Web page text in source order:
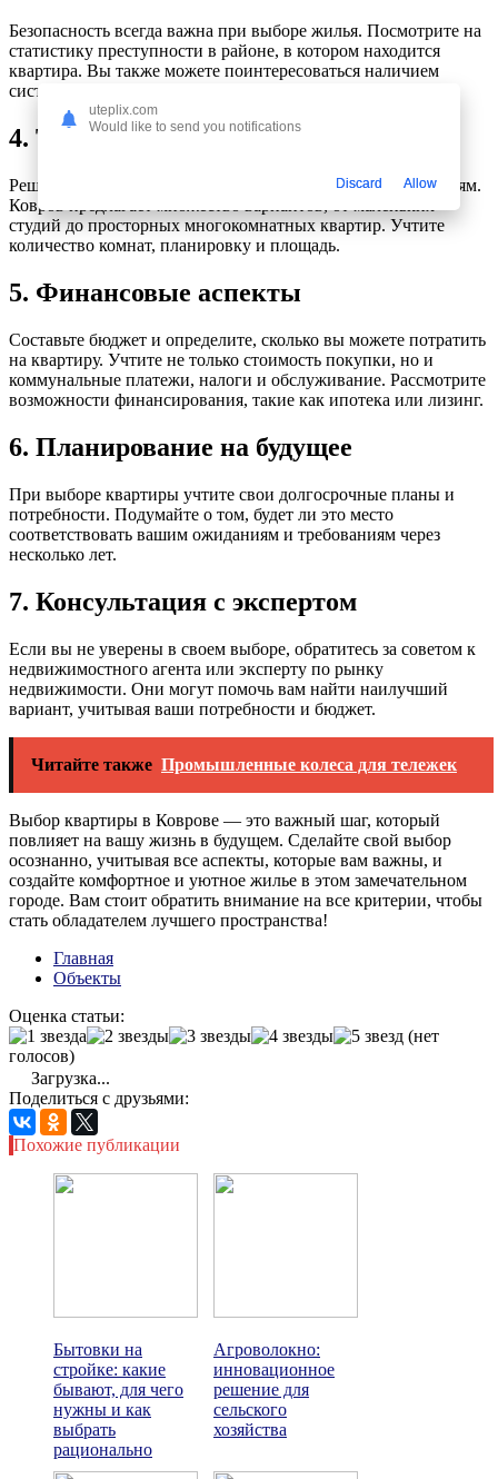
Безопасность всегда важна при выборе жилья. Посмотрите на
статистику преступности в районе, в котором находится
квартира. Вы также можете поинтересоваться наличием
систем безопасности в доме.
4. Тип жилья
Решите, какой тип жилья соответствует вашим потребностям.
Ковров предлагает множество вариантов, от маленьких
студий до просторных многокомнатных квартир. Учтите
количество комнат, планировку и площадь.
5. Финансовые аспекты
Составьте бюджет и определите, сколько вы можете потратить
на квартиру. Учтите не только стоимость покупки, но и
коммунальные платежи, налоги и обслуживание. Рассмотрите
возможности финансирования, такие как ипотека или лизинг.
6. Планирование на будущее
При выборе квартиры учтите свои долгосрочные планы и
потребности. Подумайте о том, будет ли это место
соответствовать вашим ожиданиям и требованиям через
несколько лет.
7. Консультация с экспертом
Если вы не уверены в своем выборе, обратитесь за советом к
недвижимостного агента или эксперту по рынку
недвижимости. Они могут помочь вам найти наилучший
вариант, учитывая ваши потребности и бюджет.
Читайте также Промышленные колеса для тележек
Выбор квартиры в Коврове — это важный шаг, который
повлияет на вашу жизнь в будущем. Сделайте свой выбор
осознанно, учитывая все аспекты, которые вам важны, и
создайте комфортное и уютное жилье в этом замечательном
городе. Вам стоит обратить внимание на все критерии, чтобы
стать обладателем лучшего пространства!
Главная
Объекты
Оценка статьи:
(нет
голосов)
Загрузка...
Поделиться с друзьями:
Похожие публикации
Бытовки на
стройке: какие
бывают, для чего
нужны и как
выбрать
рационально
Агроволокно:
инновационное
решение для
сельского
хозяйства
uteplix.com
Would like to send you notifications
Discard Allow